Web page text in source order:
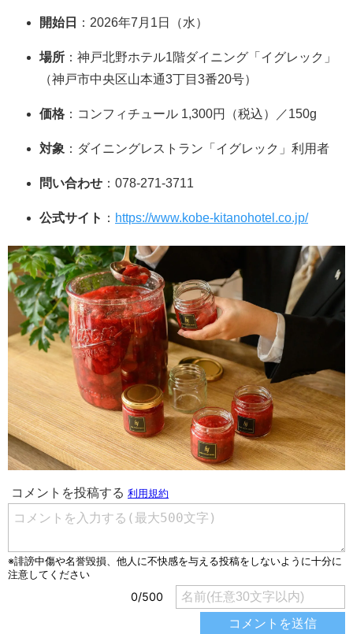
開始日 ：2026年7月1日（水）
場所 ：神戸北野ホテル1階ダイニング「イグレック」
（神戸市中央区山本通3丁目3番20号）
価格 ：コンフィチュール 1,300円（税込）／150g
対象 ：ダイニングレストラン「イグレック」利用者
問い合わせ ：078-271-3711
公式サイト ： https://www.kobe-kitanohotel.co.jp/